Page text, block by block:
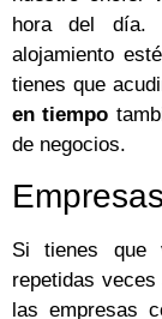
hora del día.
alojamiento
tienes que
en tiempo
de negocios.
Si tienes que
repetidas
las empresas